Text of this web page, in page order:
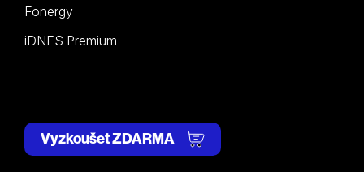
Fonergy
iDNES Premium
Vyzkoušet ZDARMA